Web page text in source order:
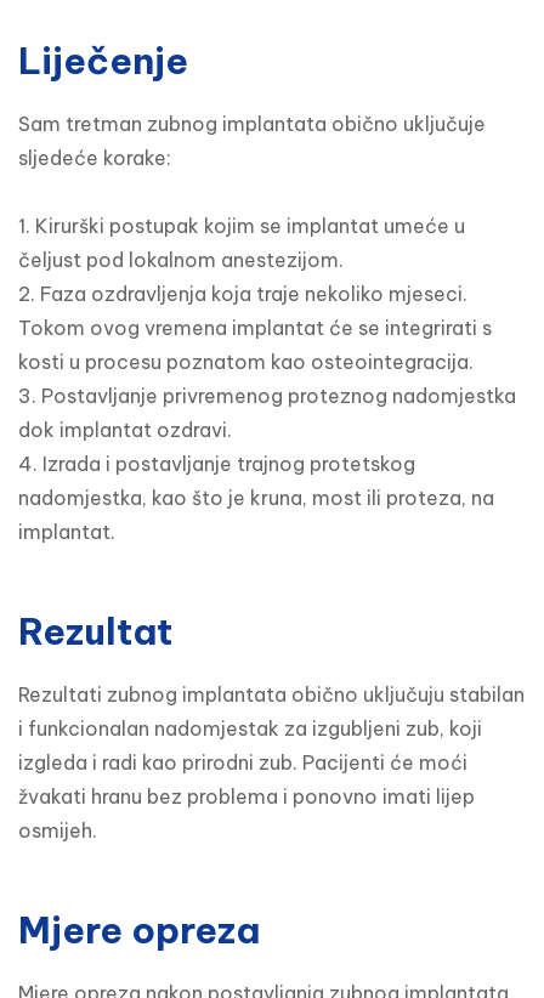
Liječenje
Sam tretman zubnog implantata obično uključuje
sljedeće korake:
1. Kirurški postupak kojim se implantat umeće u
čeljust pod lokalnom anestezijom.
2. Faza ozdravljenja koja traje nekoliko mjeseci.
Tokom ovog vremena implantat će se integrirati s
kosti u procesu poznatom kao osteointegracija.
3. Postavljanje privremenog proteznog nadomjestka
dok implantat ozdravi.
4. Izrada i postavljanje trajnog protetskog
nadomjestka, kao što je kruna, most ili proteza, na
implantat.
Rezultat
Rezultati zubnog implantata obično uključuju stabilan
i funkcionalan nadomjestak za izgubljeni zub, koji
izgleda i radi kao prirodni zub. Pacijenti će moći
žvakati hranu bez problema i ponovno imati lijep
osmijeh.
Mjere opreza